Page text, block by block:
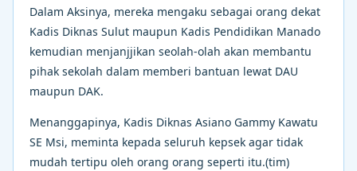
Dalam Aksinya, mereka mengaku sebagai orang dekat
Kadis Diknas Sulut maupun Kadis Pendidikan Manado
kemudian menjanjjikan seolah-olah akan membantu
pihak sekolah dalam memberi bantuan lewat DAU
maupun DAK.
Menanggapinya, Kadis Diknas Asiano Gammy Kawatu
SE Msi, meminta kepada seluruh kepsek agar tidak
mudah tertipu oleh orang orang seperti itu.(tim)